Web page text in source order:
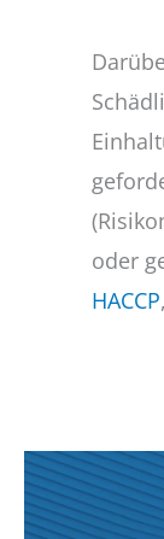
oder
HACCP